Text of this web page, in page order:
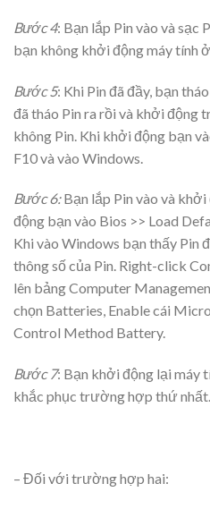
Bước 4: Bạn lắp Pin vào và sạc
bạn không khởi động máy tính
Bước 5: Khi Pin đã đầy, bạn
đã tháo Pin ra rồi và khởi động
không Pin. Khi khởi động bạn
F10 và vào Windows.
Bước 6:Bạn lắp Pin vào và
động bạn vào Bios >> Load
Khi vào Windows bạn thấy Pin
thông số của Pin. Right-click
lên bảng Computer
chọn Batteries, Enable cái
Control Method Battery.
Bước 7: Bạn khởi động lại máy
khắc phục trường hợp thứ nhất.
– Đối với trường hợp hai: